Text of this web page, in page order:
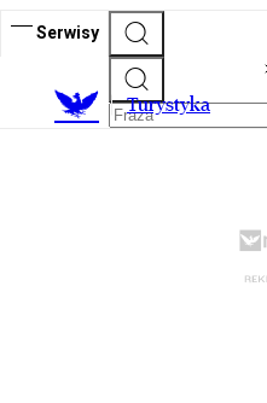
Serwisy
Turystyka